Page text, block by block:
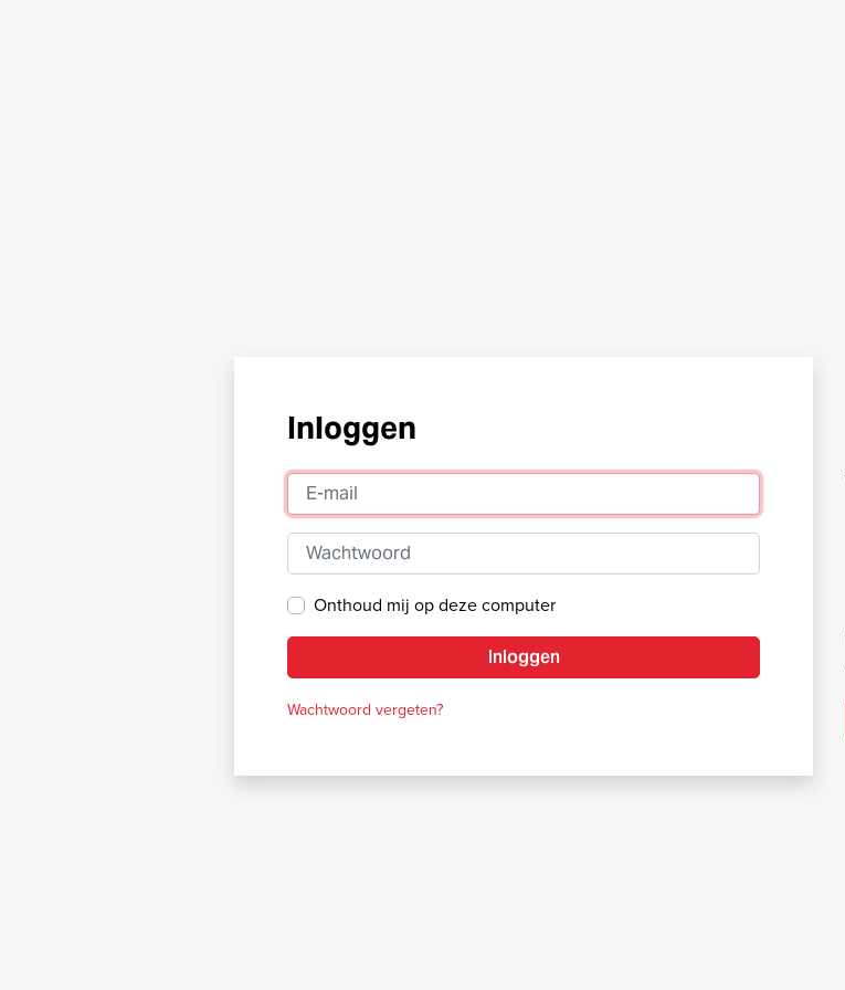
Inloggen
E-mail
Wachtwoord
Onthoud mij op deze computer
Inloggen
Wachtwoord vergeten?